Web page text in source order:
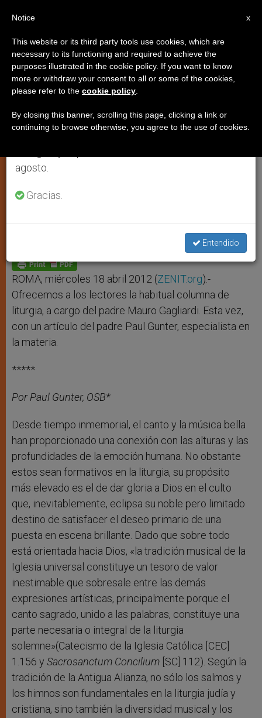
¿Cómo celebrar?/2: Canto y
Música (CEC 1.156-1.158)
del padre Mauro Gagliardi
ABRIL 18, 2012 00:00
a
p
p
s
g
e
r
c
o
k
i
r
a
ROMA, miércoles 18 abril 2012 (ZENIT.org).-
Ofrecemos a los lectores la habitual columna de
liturgia, a cargo del padre Mauro Gagliardi. Esta vez,
con un artículo del padre Paul Gunter, especialista en
la materia.
*****
Por Paul Gunter, OSB*
Desde tiempo inmemorial, el canto y la música bella
han proporcionado una conexión con las alturas y las
profundidades de la emoción humana. No obstante
estos sean formativos en la liturgia, su propósito
más elevado es el de dar gloria a Dios en el culto
que, inevitablemente, eclipsa su noble pero limitado
destino de satisfacer el deseo primario de una
puesta en escena brillante. Dado que sobre todo
está orientada hacia Dios, «la tradición musical de la
Iglesia universal constituye un tesoro de valor
inestimable que sobresale entre las demás
expresiones artísticas, principalmente porque el
canto sagrado, unido a las palabras, constituye una
parte necesaria o integral de la liturgia
solemne»(Catecismo de la Iglesia Católica [CEC]
1.156 y Sacrosanctum Concilium [SC] 112). Según la
tradición de la Antigua Alianza, no sólo los salmos y
los himnos son fundamentales en la liturgia judía y
cristiana, sino también la diversidad musical y los
×
Aviso importante
Del 27 de julio al 7 de agosto haremos la pausa
anual, aprovechando que en el periodo de verano
se generan menos informaciones y también el
agosto.
Gracias.
Entendido
x
Notice
This website or its third party tools use cookies, which are
necessary to its functioning and required to achieve the
purposes illustrated in the cookie policy. If you want to know
more or withdraw your consent to all or some of the cookies,
please refer to the cookie policy
By closing this banner, scrolling this page, clicking a link or
continuing to browse otherwise, you agree to the use of cookies.